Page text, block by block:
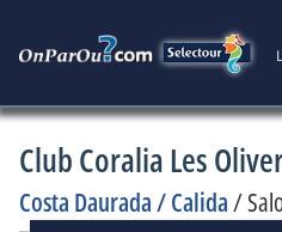
Club Coralia Les
Costa Daurada / Calida/